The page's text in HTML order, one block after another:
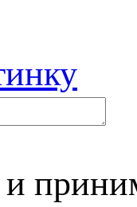
и